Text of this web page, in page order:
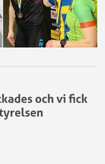
och vi fick